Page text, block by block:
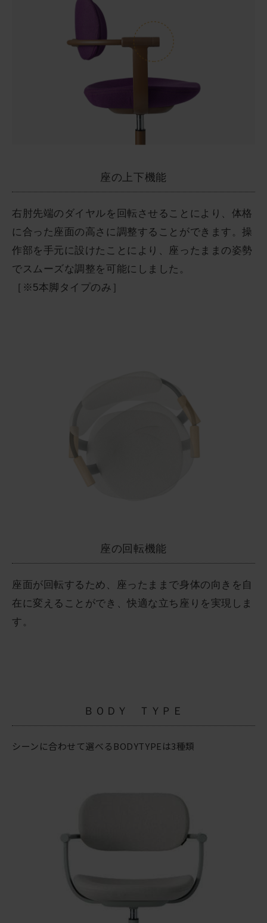
座の上下機能
右肘先端のダイヤルを回転させることにより、体格
に合った座面の高さに調整することができます。操
作部を手元に設けたことにより、座ったままの姿勢
でスムーズな調整を可能にしました。
［※5本脚タイプのみ］
座の回転機能
座面が回転するため、座ったままで身体の向きを自
在に変えることができ、快適な立ち座りを実現しま
す。
ＢＯＤＹ ＴＹＰＥ
シーンに合わせて選べるBODYTYPEは3種類